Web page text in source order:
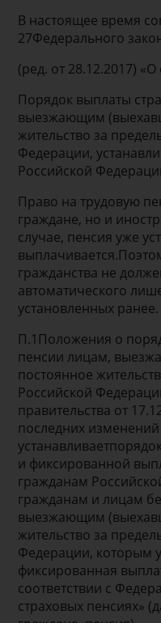
В настоящее время
27Федерального
(ред. от 28.12.2017)
Порядок выплаты
выезжающим
жительство за
Федерации,
Российской
Право на трудовую
граждане, но и
случае, пенсия уже
гражданства не
автоматического
установленных ранее.
П.1Положения о
пенсии лицам,
постоянное
Российской
правительства от
последних изменений
и фиксированной
гражданам
гражданам и лицам
выезжающим
жительство за
Федерации, которым
фиксированная
соответствии с
страховых пенсиях»